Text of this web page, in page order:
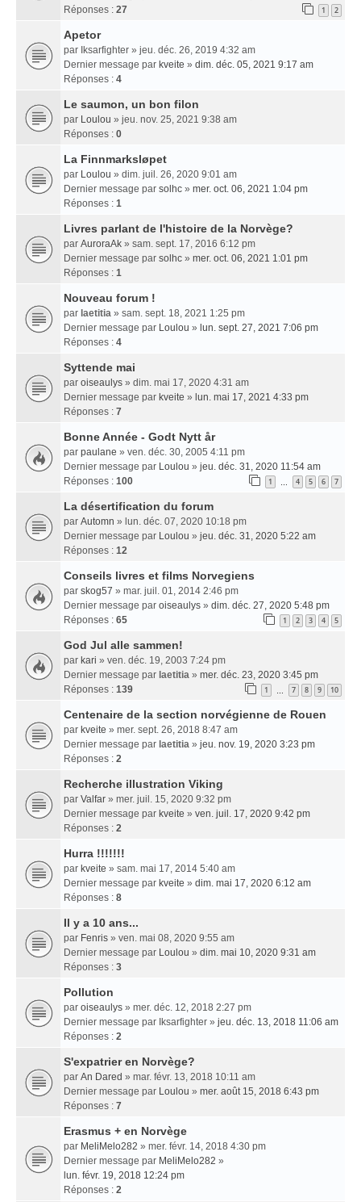
Réponses : 27 1 2
Apetor
par Iksarfighter » jeu. déc. 26, 2019 4:32 am
Dernier message par kveite » dim. déc. 05, 2021 9:17 am
Réponses : 4
Le saumon, un bon filon
par Loulou » jeu. nov. 25, 2021 9:38 am
Réponses : 0
La Finnmarksløpet
par Loulou » dim. juil. 26, 2020 9:01 am
Dernier message par solhc » mer. oct. 06, 2021 1:04 pm
Réponses : 1
Livres parlant de l'histoire de la Norvège?
par AuroraAk » sam. sept. 17, 2016 6:12 pm
Dernier message par solhc » mer. oct. 06, 2021 1:01 pm
Réponses : 1
Nouveau forum !
par laetitia » sam. sept. 18, 2021 1:25 pm
Dernier message par Loulou » lun. sept. 27, 2021 7:06 pm
Réponses : 4
Syttende mai
par oiseaulys » dim. mai 17, 2020 4:31 am
Dernier message par kveite » lun. mai 17, 2021 4:33 pm
Réponses : 7
Bonne Année - Godt Nytt år
par paulane » ven. déc. 30, 2005 4:11 pm
Dernier message par Loulou » jeu. déc. 31, 2020 11:54 am
Réponses : 100 1 … 4 5 6 7
La désertification du forum
par Automn » lun. déc. 07, 2020 10:18 pm
Dernier message par Loulou » jeu. déc. 31, 2020 5:22 am
Réponses : 12
Conseils livres et films Norvegiens
par skog57 » mar. juil. 01, 2014 2:46 pm
Dernier message par oiseaulys » dim. déc. 27, 2020 5:48 pm
Réponses : 65 1 2 3 4 5
God Jul alle sammen!
par kari » ven. déc. 19, 2003 7:24 pm
Dernier message par laetitia » mer. déc. 23, 2020 3:45 pm
Réponses : 139 1 … 7 8 9 10
Centenaire de la section norvégienne de Rouen
par kveite » mer. sept. 26, 2018 8:47 am
Dernier message par laetitia » jeu. nov. 19, 2020 3:23 pm
Réponses : 2
Recherche illustration Viking
par Valfar » mer. juil. 15, 2020 9:32 pm
Dernier message par kveite » ven. juil. 17, 2020 9:42 pm
Réponses : 2
Hurra !!!!!!!
par kveite » sam. mai 17, 2014 5:40 am
Dernier message par kveite » dim. mai 17, 2020 6:12 am
Réponses : 8
Il y a 10 ans...
par Fenris » ven. mai 08, 2020 9:55 am
Dernier message par Loulou » dim. mai 10, 2020 9:31 am
Réponses : 3
Pollution
par oiseaulys » mer. déc. 12, 2018 2:27 pm
Dernier message par Iksarfighter » jeu. déc. 13, 2018 11:06 am
Réponses : 2
S'expatrier en Norvège?
par An Dared » mar. févr. 13, 2018 10:11 am
Dernier message par Loulou » mer. août 15, 2018 6:43 pm
Réponses : 7
Erasmus + en Norvège
par MeliMelo282 » mer. févr. 14, 2018 4:30 pm
Dernier message par MeliMelo282 »
lun. févr. 19, 2018 12:24 pm
Réponses : 2